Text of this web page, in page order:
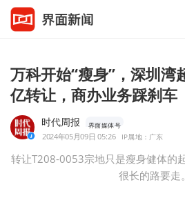
万科开始“瘦身”，深圳湾
亿转让，商办业务踩刹车
时代周报 界面媒体号
2024年05月09日 05:26 IP属地：广东
转让T208-0053宗地只是瘦身健体的
很长的路要走。